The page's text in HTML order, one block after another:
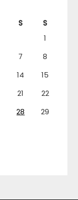
S
S
1
7
8
14
15
21
22
28
29